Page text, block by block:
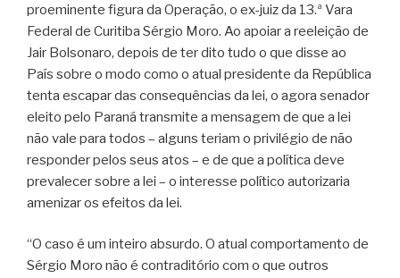
proeminente figura da Operação, o ex-juiz da 13.ª Vara
Federal de Curitiba Sérgio Moro. Ao apoiar a reeleição de
Jair Bolsonaro, depois de ter dito tudo o que disse ao
País sobre o modo como o atual presidente da República
tenta escapar das consequências da lei, o agora senador
eleito pelo Paraná transmite a mensagem de que a lei
não vale para todos – alguns teriam o privilégio de não
responder pelos seus atos – e de que a política deve
prevalecer sobre a lei – o interesse político autorizaria
amenizar os efeitos da lei.
“O caso é um inteiro absurdo. O atual comportamento de
Sérgio Moro não é contraditório com o que outros